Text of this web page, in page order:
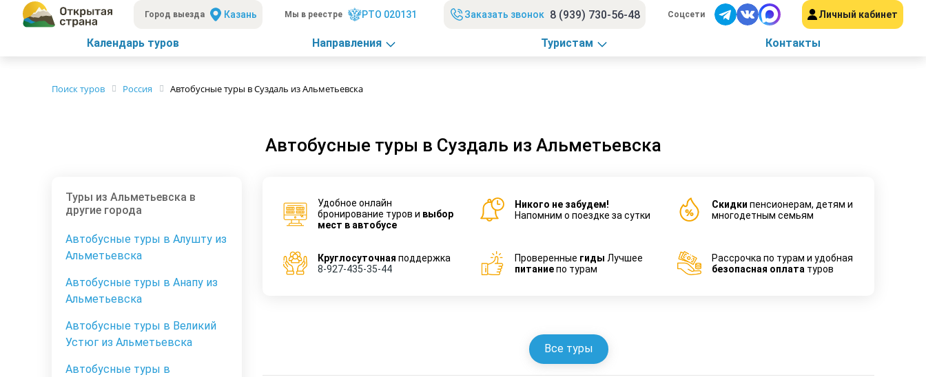
Город выезда Казань Мы в реестре РТО 020131 Заказать звонок 8 (939) 730-56-48 Соцсети Личный кабинет
Календарь туров Направления Туристам Контакты
Поиск туров Россия Автобусные туры в Суздаль из Альметьевска
Автобусные туры в Суздаль из Альметьевска
Туры из Альметьевска в
другие города
Автобусные туры в Алушту из
Альметьевска
Автобусные туры в Анапу из
Альметьевска
Автобусные туры в Великий
Устюг из Альметьевска
Автобусные туры в
Удобное онлайн
бронирование туров и выбор
мест в автобусе
Никого не забудем!
Напомним о поездке за сутки
Cкидки пенсионерам, детям и
многодетным семьям
Круглосуточная поддержка
8-927-435-35-44
Проверенные гиды Лучшее
питаниепо турам
Рассрочка по турам и удобная
безопасная оплата туров
Все туры